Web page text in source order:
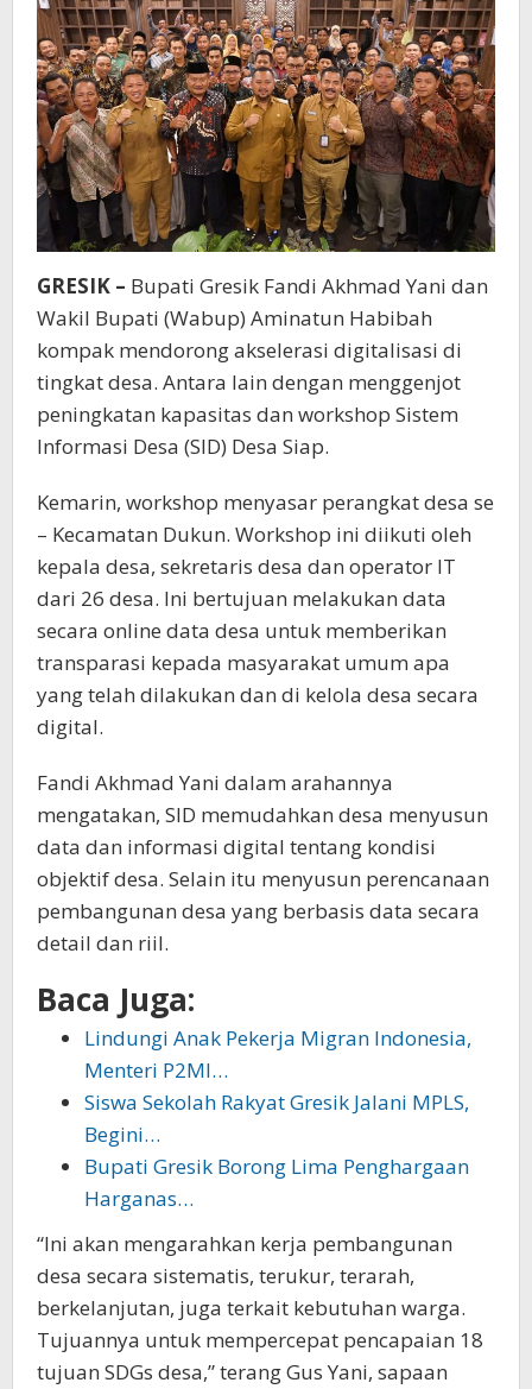
GRESIK – Bupati Gresik Fandi Akhmad Yani dan
Wakil Bupati (Wabup) Aminatun Habibah
kompak mendorong akselerasi digitalisasi di
tingkat desa. Antara lain dengan menggenjot
peningkatan kapasitas dan workshop Sistem
Informasi Desa (SID) Desa Siap.
Kemarin, workshop menyasar perangkat desa se
– Kecamatan Dukun. Workshop ini diikuti oleh
kepala desa, sekretaris desa dan operator IT
dari 26 desa. Ini bertujuan melakukan data
secara online data desa untuk memberikan
transparasi kepada masyarakat umum apa
yang telah dilakukan dan di kelola desa secara
digital.
Fandi Akhmad Yani dalam arahannya
mengatakan, SID memudahkan desa menyusun
data dan informasi digital tentang kondisi
objektif desa. Selain itu menyusun perencanaan
pembangunan desa yang berbasis data secara
detail dan riil.
Baca Juga:
Lindungi Anak Pekerja Migran Indonesia,
Menteri P2MI…
Siswa Sekolah Rakyat Gresik Jalani MPLS,
Begini…
Bupati Gresik Borong Lima Penghargaan
Harganas…
“Ini akan mengarahkan kerja pembangunan
desa secara sistematis, terukur, terarah,
berkelanjutan, juga terkait kebutuhan warga.
Tujuannya untuk mempercepat pencapaian 18
tujuan SDGs desa,” terang Gus Yani, sapaan